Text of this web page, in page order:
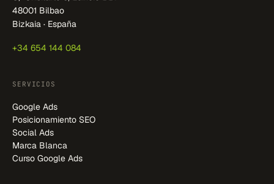
48001 Bilbao
Bizkaia · España
+34 654 144 084
SERVICIOS
Google Ads
Posicionamiento SEO
Social Ads
Marca Blanca
Curso Google Ads